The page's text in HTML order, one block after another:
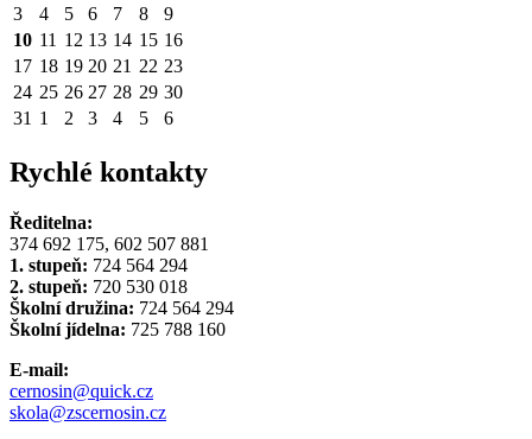
3
4 5 6 7 8
9
10 11 12 13 14 15 16
17 18 19 20 21 22 23
24 25 26 27 28 29 30
31 1 2 3 4 5 6
Rychlé kontakty
Ředitelna:
374 692 175, 602 507 881
1. stupeň: 724 564 294
2. stupeň: 720 530 018
Školní družina: 724 564 294
Školní jídelna: 725 788 160
E-mail:
cernosin@quick.cz
skola@zscernosin.cz